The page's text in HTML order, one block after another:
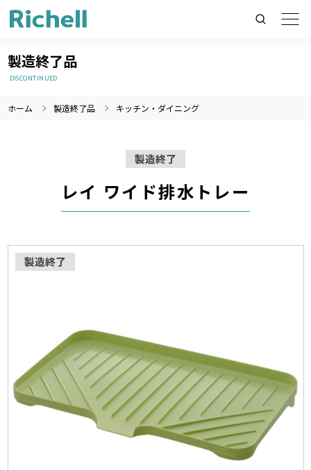
製品情報のみを検索
製造終了品
DISCONTINUED
ホーム 製造終了品 キッチン・ダイニング
製造終了
レイ ワイド排水トレー
製造終了
製造終了